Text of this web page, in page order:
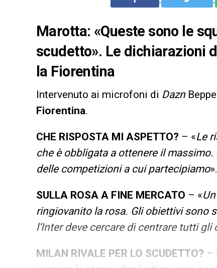
Marotta: «Queste sono le
scudetto». Le dichiarazioni
la Fiorentina
Intervenuto ai microfoni di DaznBeppe
Fiorentina.
CHE RISPOSTA MI ASPETTO? – «Le
che è obbligata a ottenere il
delle competizioni a cui partecipiamo».
SULLA ROSA A FINE MERCATO – «
ringiovanito la rosa. Gli obiettivi sono
l’Inter deve cercare di centrare tutti
MILAN RIVALE PER LO SCUDETTO? –